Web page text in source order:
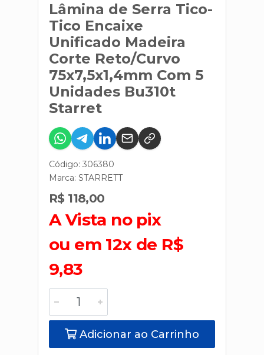
Lâmina de Serra Tico-
Tico Encaixe
Unificado Madeira
Corte Reto/Curvo
75x7,5x1,4mm Com 5
Unidades Bu310t
Starret
Código: 306380
Marca: STARRETT
R$ 118,00
A Vista no pix
ou em 12x de R$
9,83
Adicionar ao Carrinho